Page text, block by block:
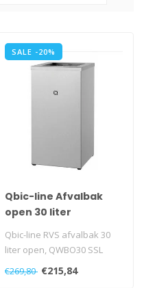
SALE -20%
Qbic-line Afvalbak
open 30 liter
Qbic-line RVS afvalbak 30
liter open, QWBO30 SSL
€269,80 €215,84